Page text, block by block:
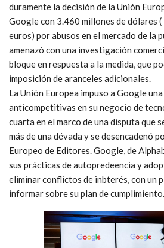
duramente la decisión de la Unión
Googlecon 3.460 millones de dólares
euros) por abusos en el mercado de la
amenazó con una investigación
bloque en respuesta a la medida, que
imposición de aranceles adicionales.
La Unión Europea impuso a Google
anticompetitivas en su negocio de
cuarta en el marco de una disputa que
más de una dévada y se desencadenó
Europeo de Editores. Google, de
sus prácticas de autopredeencia y
eliminar conflictos de inbterés, con un
informar sobre su plan de cumplimiento.